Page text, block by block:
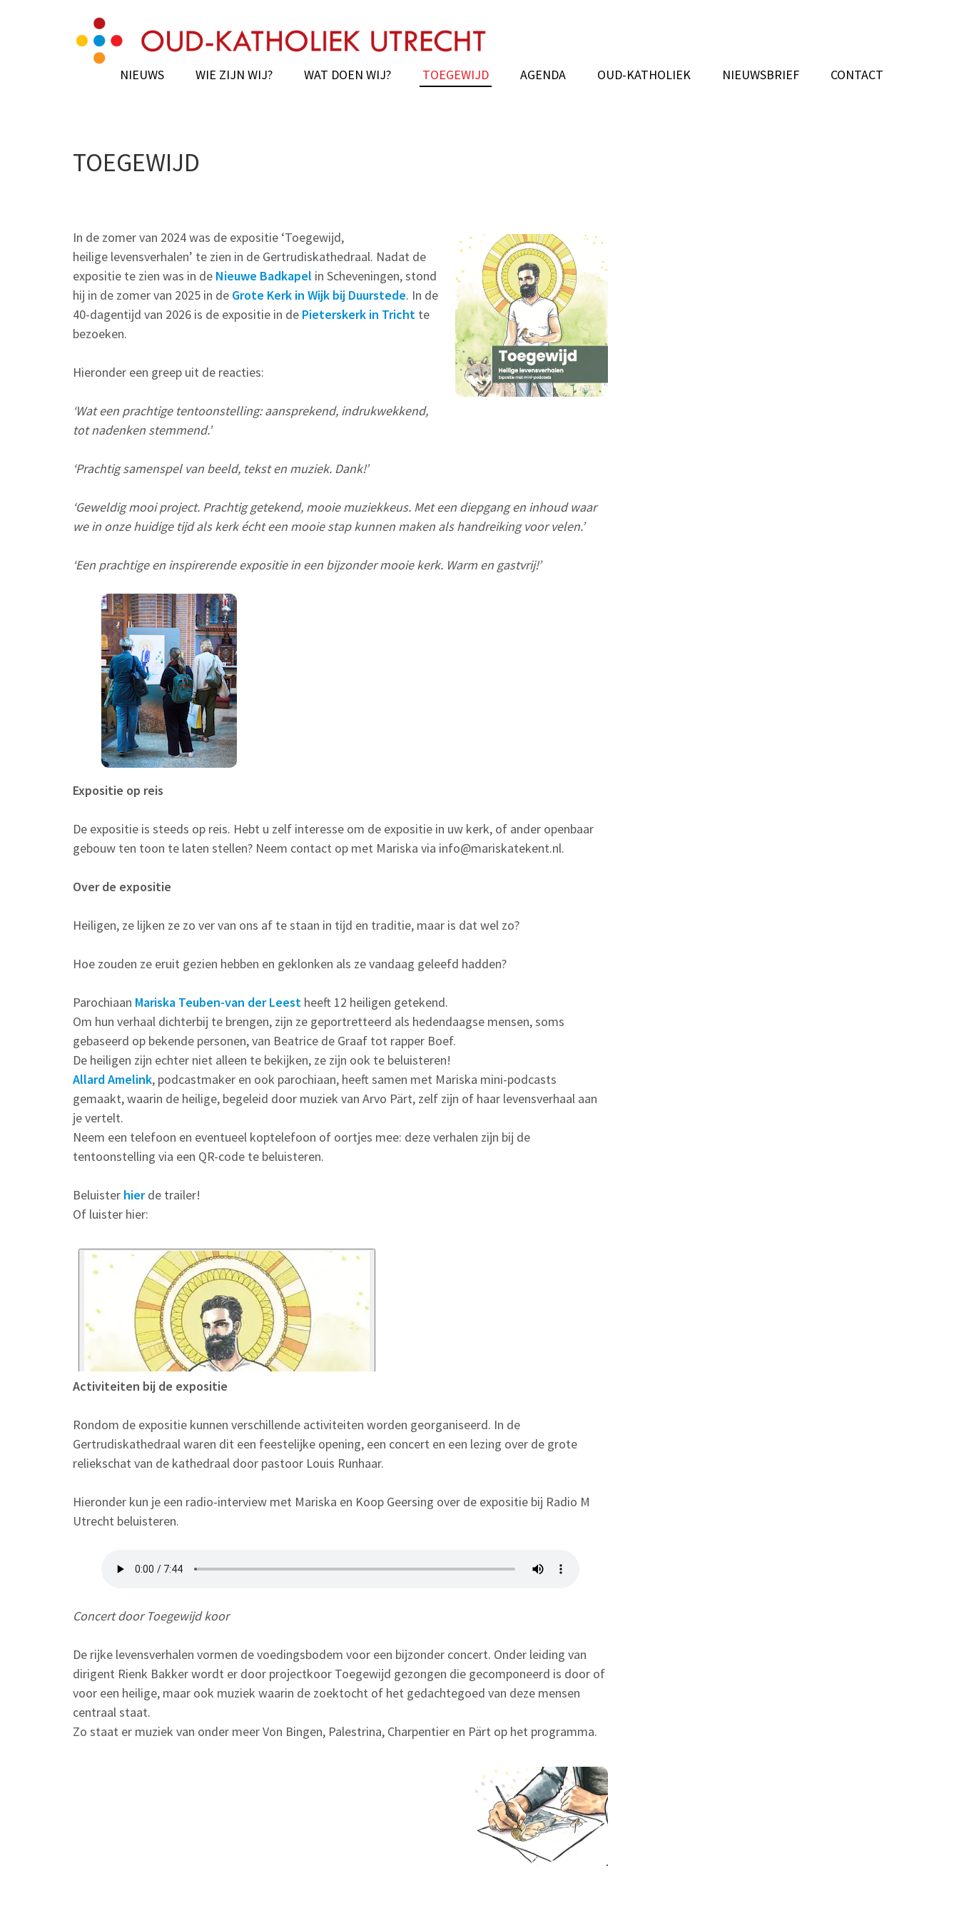
Oud-Katholieke Parochie van Utrecht
NIEUWS WIE ZIJN WIJ? WAT DOEN WIJ? TOEGEWIJD AGENDA OUD-KATHOLIEK NIEUWSBRIEF CONTACT
TOEGEWIJD
In de zomer van 2024 was de expositie ‘Toegewijd,
heilige levensverhalen’ te zien in de Gertrudiskathedraal. Nadat de
expositie te zien was in de Nieuwe Badkapel in Scheveningen, stond
hij in de zomer van 2025 in de Grote Kerk in Wijk bij Duurstede. In de
40-dagentijd van 2026 is de expositie in de Pieterskerk in Tricht te
bezoeken.
Hieronder een greep uit de reacties:
‘Wat een prachtige tentoonstelling: aansprekend, indrukwekkend,
tot nadenken stemmend.’
‘Prachtig samenspel van beeld, tekst en muziek. Dank!’
‘Geweldig mooi project. Prachtig getekend, mooie muziekkeus. Met een diepgang en inhoud waar
we in onze huidige tijd als kerk écht een mooie stap kunnen maken als handreiking voor velen.’
‘Een prachtige en inspirerende expositie in een bijzonder mooie kerk. Warm en gastvrij!’
Expositie op reis
De expositie is steeds op reis. Hebt u zelf interesse om de expositie in uw kerk, of ander openbaar
gebouw ten toon te laten stellen? Neem contact op met Mariska via info@mariskatekent.nl.
Over de expositie
Heiligen, ze lijken ze zo ver van ons af te staan in tijd en traditie, maar is dat wel zo?
Hoe zouden ze eruit gezien hebben en geklonken als ze vandaag geleefd hadden?
Parochiaan Mariska Teuben-van der Leest heeft 12 heiligen getekend.
Om hun verhaal dichterbij te brengen, zijn ze geportretteerd als hedendaagse mensen, soms
gebaseerd op bekende personen, van Beatrice de Graaf tot rapper Boef.
De heiligen zijn echter niet alleen te bekijken, ze zijn ook te beluisteren!
Allard Amelink, podcastmaker en ook parochiaan, heeft samen met Mariska mini-podcasts
gemaakt, waarin de heilige, begeleid door muziek van Arvo Pärt, zelf zijn of haar levensverhaal aan
je vertelt.
Neem een telefoon en eventueel koptelefoon of oortjes mee: deze verhalen zijn bij de
tentoonstelling via een QR-code te beluisteren.
Beluister hierde trailer!
Of luister hier:
Activiteiten bij de expositie
Rondom de expositie kunnen verschillende activiteiten worden georganiseerd. In de
Gertrudiskathedraal waren dit een feestelijke opening, een concert en een lezing over de grote
reliekschat van de kathedraal door pastoor Louis Runhaar.
Hieronder kun je een radio-interview met Mariska en Koop Geersing over de expositie bij Radio M
Utrecht beluisteren.
Concert door Toegewijd koor
De rijke levensverhalen vormen de voedingsbodem voor een bijzonder concert. Onder leiding van
dirigent Rienk Bakker wordt er door projectkoor Toegewijd gezongen die gecomponeerd is door of
voor een heilige, maar ook muziek waarin de zoektocht of het gedachtegoed van deze mensen
centraal staat.
Zo staat er muziek van onder meer Von Bingen, Palestrina, Charpentier en Pärt op het programma.